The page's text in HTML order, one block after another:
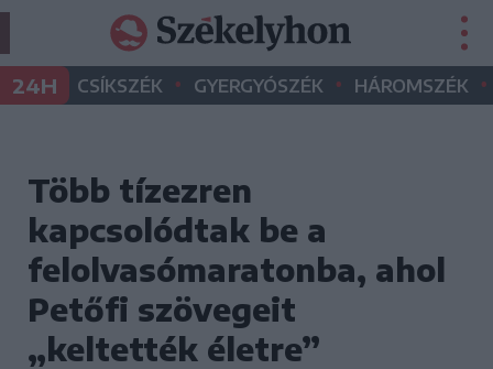
24H CSÍKSZÉK • GYERGYÓSZÉK • HÁROMSZÉK •
Több tízezren
kapcsolódtak be a
felolvasómaratonba, ahol
Petőfi szövegeit
„keltették életre”